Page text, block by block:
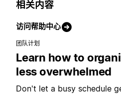
相关内容
访问帮助中心
团队计划
Learn how to
less overwhelmed
Don't let a busy schedule